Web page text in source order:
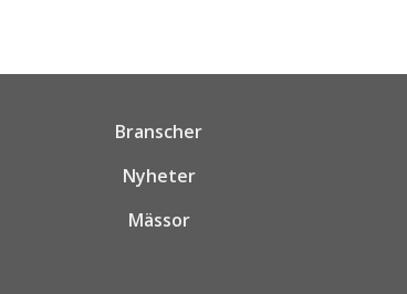
Branscher
Nyheter
Mässor